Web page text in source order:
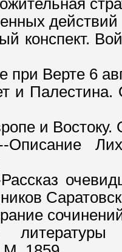
конспект.
Верте 6
и Палестина.
и Востоку.